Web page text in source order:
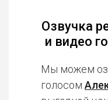
Озвучка
и видео
Мы можем
голосом